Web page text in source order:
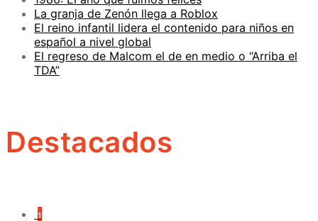
La granja de Zenón llega a Roblox
El reino infantil lidera el contenido para niños en
español a nivel global
El regreso de Malcom el de en medio o “Arriba el
TDA”
Destacados
1